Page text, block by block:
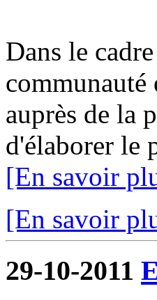
Dans le
communauté
auprès de la
d'élaborer le
[En savoir
[En savoir
29-10-2011